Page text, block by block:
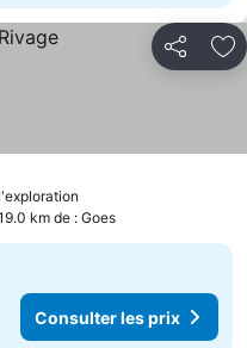
Partager
km de : Goes
Consulter les prix